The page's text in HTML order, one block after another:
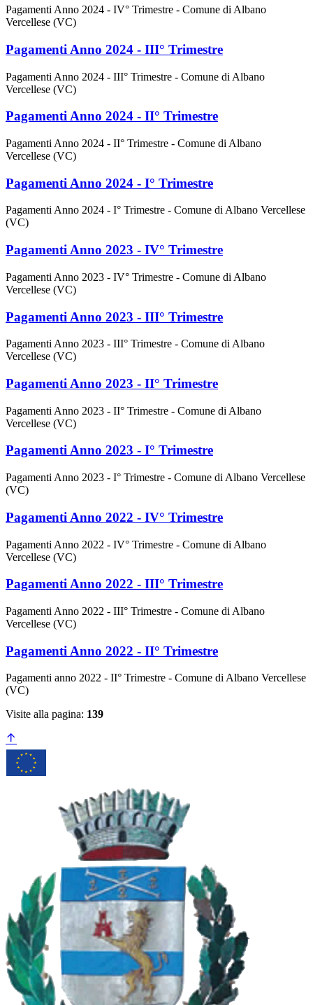
Pagamenti Anno 2024 - IV° Trimestre - Comune di Albano
Vercellese (VC)
Pagamenti Anno 2024 - III° Trimestre
Pagamenti Anno 2024 - III° Trimestre - Comune di Albano
Vercellese (VC)
Pagamenti Anno 2024 - II° Trimestre
Pagamenti Anno 2024 - II° Trimestre - Comune di Albano
Vercellese (VC)
Pagamenti Anno 2024 - I° Trimestre
Pagamenti Anno 2024 - I° Trimestre - Comune di Albano Vercellese
(VC)
Pagamenti Anno 2023 - IV° Trimestre
Pagamenti Anno 2023 - IV° Trimestre - Comune di Albano
Vercellese (VC)
Pagamenti Anno 2023 - III° Trimestre
Pagamenti Anno 2023 - III° Trimestre - Comune di Albano
Vercellese (VC)
Pagamenti Anno 2023 - II° Trimestre
Pagamenti Anno 2023 - II° Trimestre - Comune di Albano
Vercellese (VC)
Pagamenti Anno 2023 - I° Trimestre
Pagamenti Anno 2023 - I° Trimestre - Comune di Albano Vercellese
(VC)
Pagamenti Anno 2022 - IV° Trimestre
Pagamenti Anno 2022 - IV° Trimestre - Comune di Albano
Vercellese (VC)
Pagamenti Anno 2022 - III° Trimestre
Pagamenti Anno 2022 - III° Trimestre - Comune di Albano
Vercellese (VC)
Pagamenti Anno 2022 - II° Trimestre
Pagamenti anno 2022 - II° Trimestre - Comune di Albano Vercellese
(VC)
Visite alla pagina: 139